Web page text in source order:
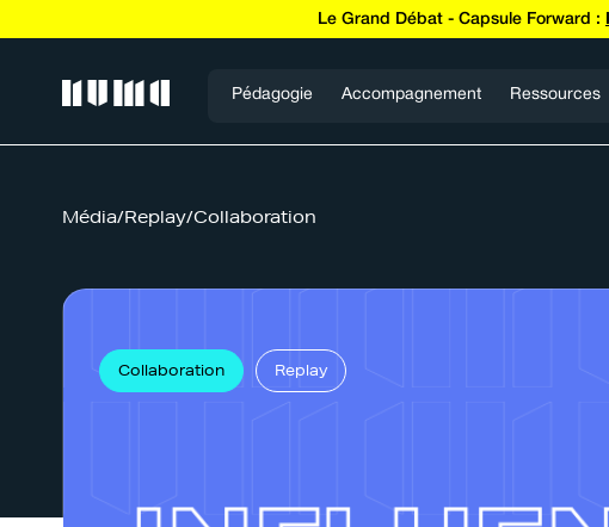
Le Grand Débat - Capsule Forward :
Pédagogie Accompagnement Ressources
Média/Replay/Collaboration
Collaboration Replay